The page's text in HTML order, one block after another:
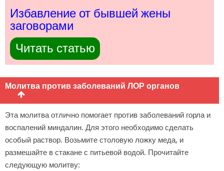
Избавление от бывшей жены
заговорами
Читать статью
Молитва против заболеваний ЛОР органов
Эта молитва отлично помогает против заболеваний горла и
воспалений миндалин. Для этого необходимо сделать
особый раствор. Возьмите столовую ложку меда, и
размешайте в стакане с питьевой водой. Прочитайте
следующую молитву: